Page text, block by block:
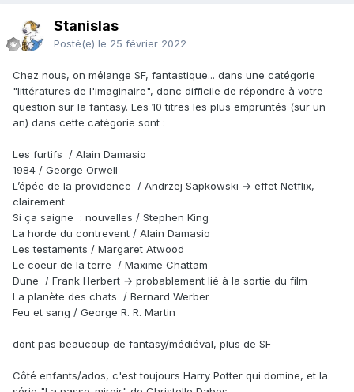
Stanislas
Posté(e) le 25 février 2022
Chez nous, on mélange SF, fantastique... dans une catégorie
"littératures de l'imaginaire", donc difficile de répondre à votre
question sur la fantasy. Les 10 titres les plus empruntés (sur un
an) dans cette catégorie sont :
Les furtifs / Alain Damasio
1984 / George Orwell
L’épée de la providence / Andrzej Sapkowski → effet Netflix,
clairement
Si ça saigne : nouvelles / Stephen King
La horde du contrevent / Alain Damasio
Les testaments / Margaret Atwood
Le coeur de la terre / Maxime Chattam
Dune / Frank Herbert → probablement lié à la sortie du film
La planète des chats / Bernard Werber
Feu et sang / George R. R. Martin
dont pas beaucoup de fantasy/médiéval, plus de SF
Côté enfants/ados, c'est toujours Harry Potter qui domine, et la